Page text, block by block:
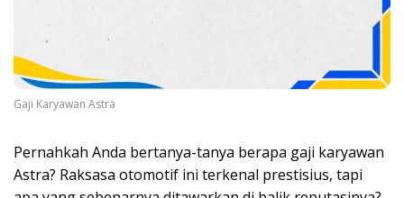
Gaji Karyawan Astra
Pernahkah Anda bertanya-tanya berapa gaji karyawan
Astra? Raksasa otomotif ini terkenal prestisius, tapi